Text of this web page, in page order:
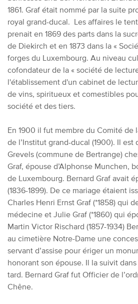
1861. Graf était nommé par la suite
royal grand-ducal. Les affaires le
prenait en 1869 des parts dans la
de Diekirch et en 1873 dans la «
forges du Luxembourg. Au niveau
cofondateur de la « société de
l'établissement d'un cabinet de
de vins, spiritueux et comestibles
société et des tiers.
En 1900 il fut membre du Comité de
de l’Institut grand-ducal (1900). Il
Grevels (commune de Bertrange)
Graf, épouse d’Alphonse Munchen,
de Luxembourg. Bernard Graf avait
(1836-1899). De ce mariage étaient
Charles Henri Ernst Graf (*1858) qui
médecine et Julie Graf (*1860) qui
Martin Victor Rischard (1857-1934)
au cimetière Notre-Dame une
servant d’assise pour ériger un
honorant son épouse. Il la suivit
tard. Bernard Graf fut Officier de
Chêne.